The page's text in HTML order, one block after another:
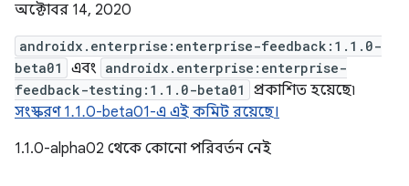
অক্টোবর 14, 2020
androidx.enterprise:enterprise-feedback:1.1.0-
beta01
এবং androidx.enterprise:enterprise-
feedback-testing:1.1.0-beta01
প্রকাশিত হয়েছে৷
সংস্করণ 1.1.0-beta01-এ এই কমিট রয়েছে।
1.1.0-alpha02 থেকে কোনো পরিবর্তন নেই